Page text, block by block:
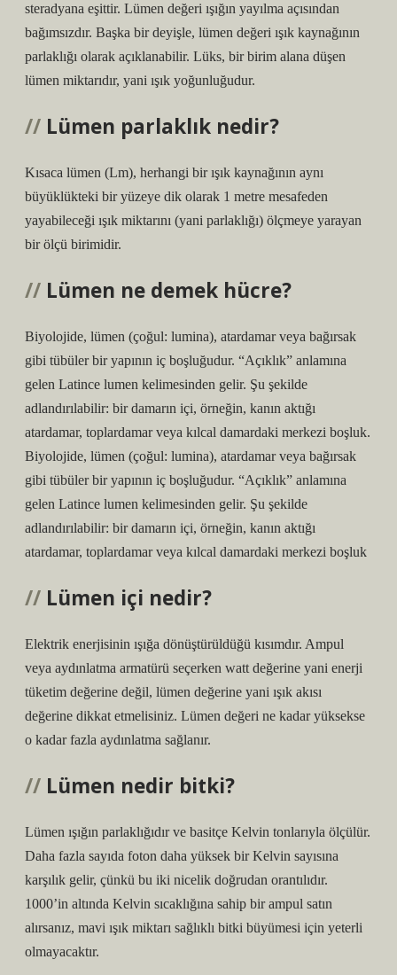
steradyana eşittir. Lümen değeri ışığın yayılma açısından
bağımsızdır. Başka bir deyişle, lümen değeri ışık kaynağının
parlaklığı olarak açıklanabilir. Lüks, bir birim alana düşen
lümen miktarıdır, yani ışık yoğunluğudur.
Lümen parlaklık nedir?
Kısaca lümen (Lm), herhangi bir ışık kaynağının aynı
büyüklükteki bir yüzeye dik olarak 1 metre mesafeden
yayabileceği ışık miktarını (yani parlaklığı) ölçmeye yarayan
bir ölçü birimidir.
Lümen ne demek hücre?
Biyolojide, lümen (çoğul: lumina), atardamar veya bağırsak
gibi tübüler bir yapının iç boşluğudur. “Açıklık” anlamına
gelen Latince lumen kelimesinden gelir. Şu şekilde
adlandırılabilir: bir damarın içi, örneğin, kanın aktığı
atardamar, toplardamar veya kılcal damardaki merkezi boşluk.
Biyolojide, lümen (çoğul: lumina), atardamar veya bağırsak
gibi tübüler bir yapının iç boşluğudur. “Açıklık” anlamına
gelen Latince lumen kelimesinden gelir. Şu şekilde
adlandırılabilir: bir damarın içi, örneğin, kanın aktığı
atardamar, toplardamar veya kılcal damardaki merkezi boşluk
Lümen içi nedir?
Elektrik enerjisinin ışığa dönüştürüldüğü kısımdır. Ampul
veya aydınlatma armatürü seçerken watt değerine yani enerji
tüketim değerine değil, lümen değerine yani ışık akısı
değerine dikkat etmelisiniz. Lümen değeri ne kadar yüksekse
o kadar fazla aydınlatma sağlanır.
Lümen nedir bitki?
Lümen ışığın parlaklığıdır ve basitçe Kelvin tonlarıyla ölçülür.
Daha fazla sayıda foton daha yüksek bir Kelvin sayısına
karşılık gelir, çünkü bu iki nicelik doğrudan orantılıdır.
1000’in altında Kelvin sıcaklığına sahip bir ampul satın
alırsanız, mavi ışık miktarı sağlıklı bitki büyümesi için yeterli
olmayacaktır.